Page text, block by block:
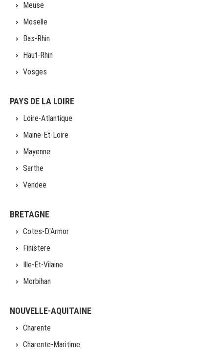
Meuse
Moselle
Bas-Rhin
Haut-Rhin
Vosges
PAYS DE LA LOIRE
Loire-Atlantique
Maine-Et-Loire
Mayenne
Sarthe
Vendee
BRETAGNE
Cotes-D'Armor
Finistere
Ille-Et-Vilaine
Morbihan
NOUVELLE-AQUITAINE
Charente
Charente-Maritime